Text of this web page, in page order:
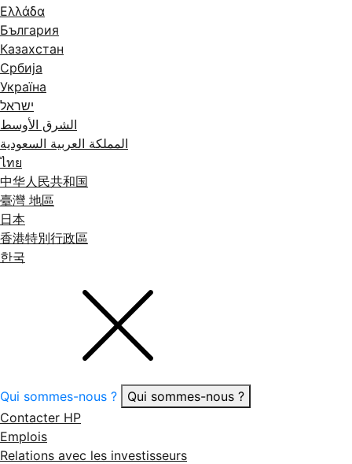
Ελλάδα
България
Казахстан
Србија
Україна
ישראל
الشرق الأوسط
المملكة العربية السعودية
ไทย
中华人民共和国
臺灣 地區
日本
香港特別行政區
한국
Qui sommes-nous ?
Qui sommes-nous ?
Contacter HP
Emplois
Relations avec les investisseurs